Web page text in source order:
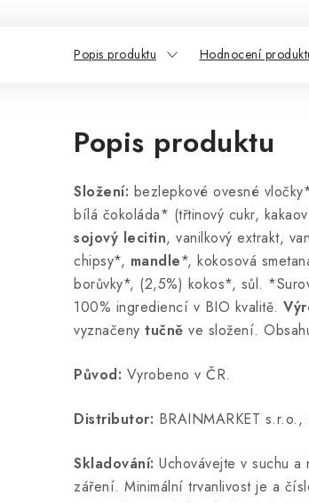
Popis produktu Hodnocení
Popis produktu
Složení: bezlepkové ovesné
bílá čokoláda* (třtinový cukr,
sojový lecitin, vanilkový extrakt,
chipsy*, mandle*, kokosová
borůvky*, (2,5%) kokos*, sůl.
100% ingrediencí v BIO kvalitě.
vyznačeny tučně ve složení.
Původ: Vyrobeno v ČR.
Distributor: BRAINMARKET
Skladování: Uchovávejte v suchu a
záření. Minimální trvanlivost je a